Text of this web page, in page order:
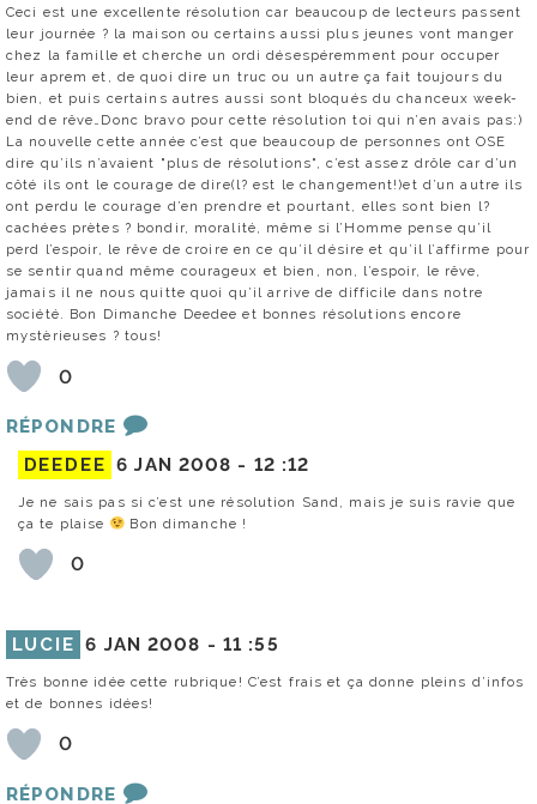
Ceci est une excellente résolution car beaucoup de lecteurs passent
leur journée ? la maison ou certains aussi plus jeunes vont manger
chez la famille et cherche un ordi désespéremment pour occuper
leur aprem et, de quoi dire un truc ou un autre ça fait toujours du
bien, et puis certains autres aussi sont bloqués du chanceux week-
end de rêve…Donc bravo pour cette résolution toi qui n’en avais pas:)
La nouvelle cette année c’est que beaucoup de personnes ont OSE
dire qu’ils n’avaient "plus de résolutions", c’est assez drôle car d’un
côté ils ont le courage de dire(l? est le changement!)et d’un autre ils
ont perdu le courage d’en prendre et pourtant, elles sont bien l?
cachées prètes ? bondir, moralité, même si l’Homme pense qu’il
perd l’espoir, le rêve de croire en ce qu’il désire et qu’il l’affirme pour
se sentir quand même courageux et bien, non, l’espoir, le rêve,
jamais il ne nous quitte quoi qu’il arrive de difficile dans notre
société. Bon Dimanche Deedee et bonnes résolutions encore
mystèrieuses ? tous!
0
RÉPONDRE
DEEDEE 6 JAN 2008 - 12 :12
Je ne sais pas si c’est une résolution Sand, mais je suis ravie que
ça te plaise
Bon dimanche !
0
LUCIE 6 JAN 2008 - 11 :55
Très bonne idée cette rubrique! C’est frais et ça donne pleins d’infos
et de bonnes idées!
0
RÉPONDRE